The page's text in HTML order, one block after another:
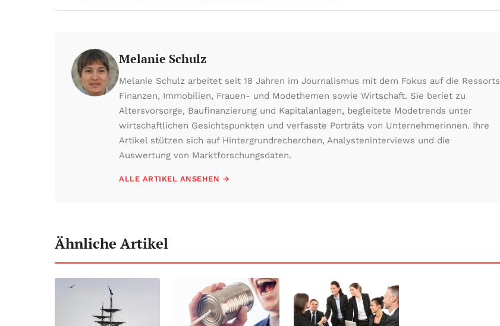
Melanie Schulz
Melanie Schulz arbeitet seit 18 Jahren im Journalismus mit dem Fokus auf die Ressorts
Finanzen, Immobilien, Frauen- und Modethemen sowie Wirtschaft. Sie beriet zu
Altersvorsorge, Baufinanzierung und Kapitalanlagen, begleitete Modetrends unter
wirtschaftlichen Gesichtspunkten und verfasste Porträts von Unternehmerinnen. Ihre
Artikel stützen sich auf Hintergrundrecherchen, Analysteninterviews und die
Auswertung von Marktforschungsdaten.
ALLE ARTIKEL ANSEHEN →
Ähnliche Artikel